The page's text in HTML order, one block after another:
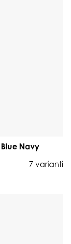
Navy
7 varianti